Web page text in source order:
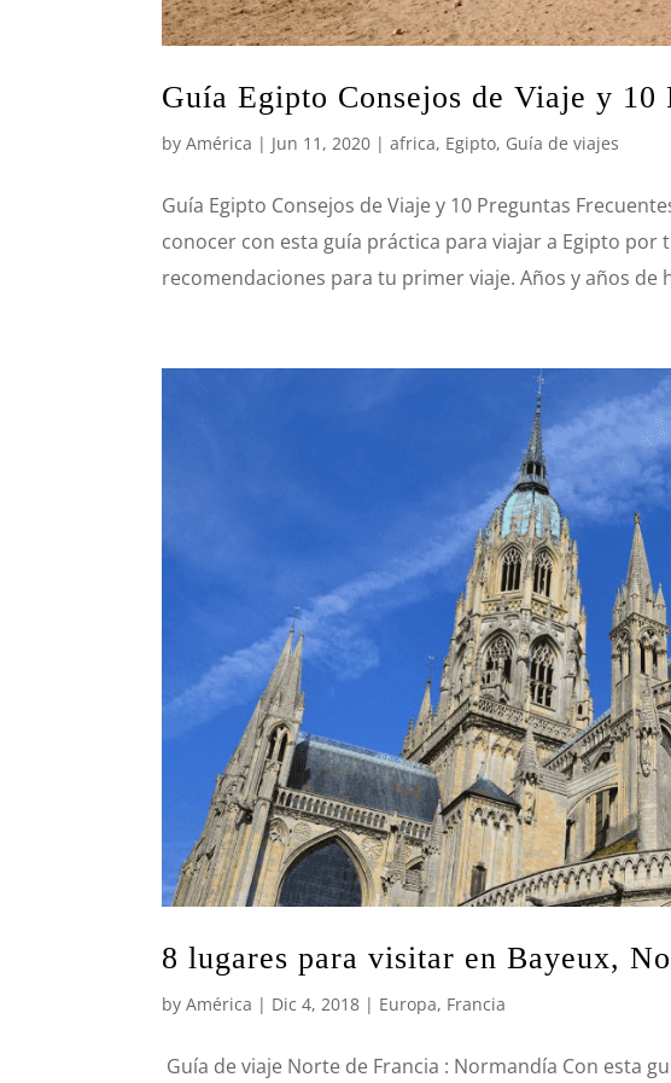
Guía Egipto Consejos de Viaje y 10
byAmérica | Jun 11, 2020 |africa, Egipto, Guía de viajes
Guía Egipto Consejos de Viaje y 10 Preguntas
conocer con esta guía práctica para viajar a Egipto por
recomendaciones para tu primer viaje. Años y años de
8 lugares para visitar en Bayeux,
byAmérica | Dic 4, 2018 | Europa, Francia
Guía de viaje Norte de Francia : Normandía Con esta